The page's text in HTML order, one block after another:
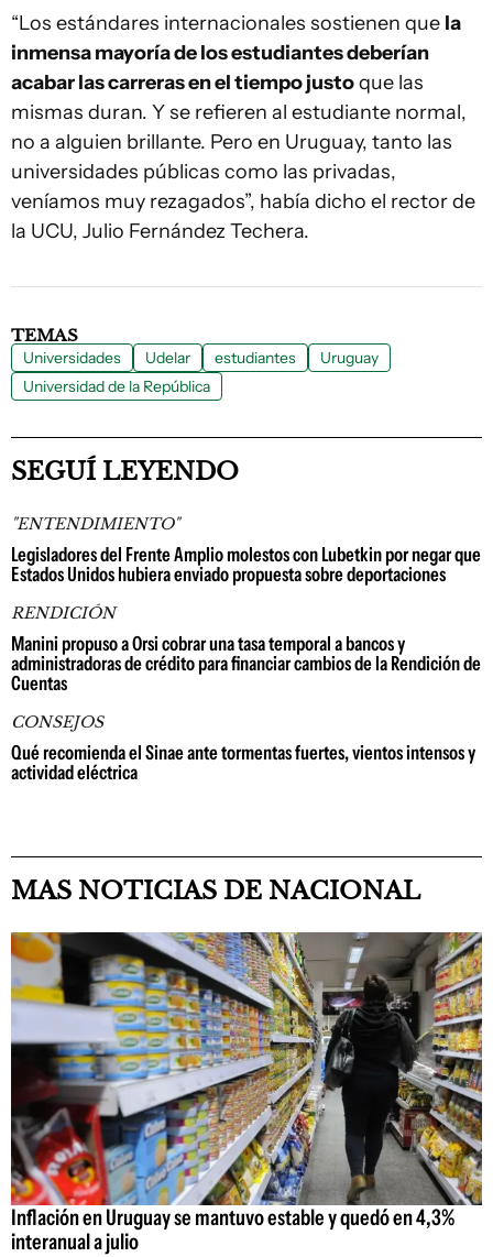
“Los estándares internacionales sostienen que la
inmensa mayoría de los estudiantes deberían
acabar las carreras en el tiempo justoque las
mismas duran. Y se refieren al estudiante normal,
no a alguien brillante. Pero en Uruguay, tanto las
universidades públicas como las privadas,
veníamos muy rezagados”, había dicho el rector de
la UCU, Julio Fernández Techera.
TEMAS
Universidades Udelar estudiantes
Uruguay
Universidad de la República
SEGUÍ LEYENDO
"ENTENDIMIENTO"
Legisladores del Frente Amplio molestos con Lubetkin por negar que
Estados Unidos hubiera enviado propuesta sobre deportaciones
RENDICIÓN
Manini propuso a Orsi cobrar una tasa temporal a bancos y
administradoras de crédito para financiar cambios de la Rendición de
Cuentas
CONSEJOS
Qué recomienda el Sinae ante tormentas fuertes, vientos intensos y
actividad eléctrica
MAS NOTICIAS DE NACIONAL
Inflación en Uruguay se mantuvo estable y quedó en 4,3%
interanual a julio